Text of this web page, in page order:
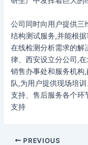
公司同时向用户提供三
结构测试服务,并能根
在线检测分析需求的解
律、西安设立分公司,
销售办事处和服务机构
队,为用户提供现场培
支持、售后服务各个环
支持
PREVIOUS